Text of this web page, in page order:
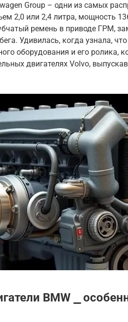
Group – одни из самых
2,0 или 2,4 литра, мощность
ремень в приводе ГРМ,
Удивилась, когда узнала,
оборудования и его ролика,
двигателях Volvo,
BMW ⎯